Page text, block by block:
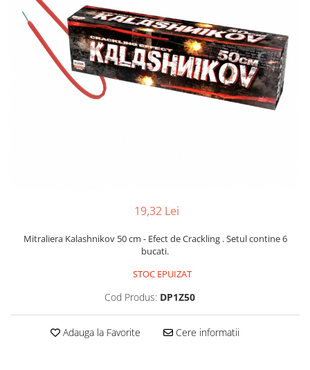
19,32 Lei
Mitraliera Kalashnikov 50 cm - Efect de Crackling . Setul contine 6
bucati.
STOC EPUIZAT
Cod Produs: DP1Z50
Adauga la Favorite Cere informatii